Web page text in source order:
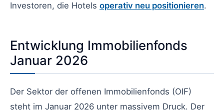
Investoren, die Hotels operativ neu positionieren.
Entwicklung Immobilienfonds
Januar 2026
Der Sektor der offenen Immobilienfonds (OIF)
steht im Januar 2026 unter massivem Druck. Der